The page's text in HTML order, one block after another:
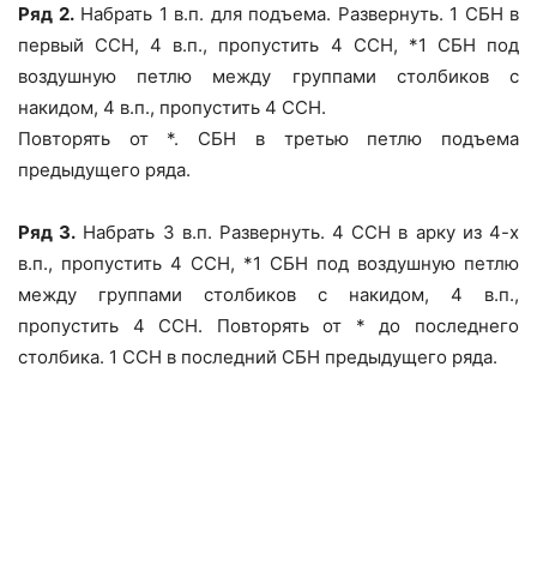
Ряд 2.Набрать 1 в.п. для подъема. Развернуть. 1 СБН в
первый ССН, 4 в.п., пропустить 4 ССН, *1 СБН под
воздушную петлю между группами столбиков с
накидом, 4 в.п., пропустить 4 ССН.
Повторять от *. СБН в третью петлю подъема
предыдущего ряда.
Ряд 3. Набрать 3 в.п. Развернуть. 4 ССН в арку из 4-х
в.п., пропустить 4 ССН, *1 СБН под воздушную петлю
между группами столбиков с накидом, 4 в.п.,
пропустить 4 ССН. Повторять от * до последнего
столбика. 1 ССН в последний СБН предыдущего ряда.